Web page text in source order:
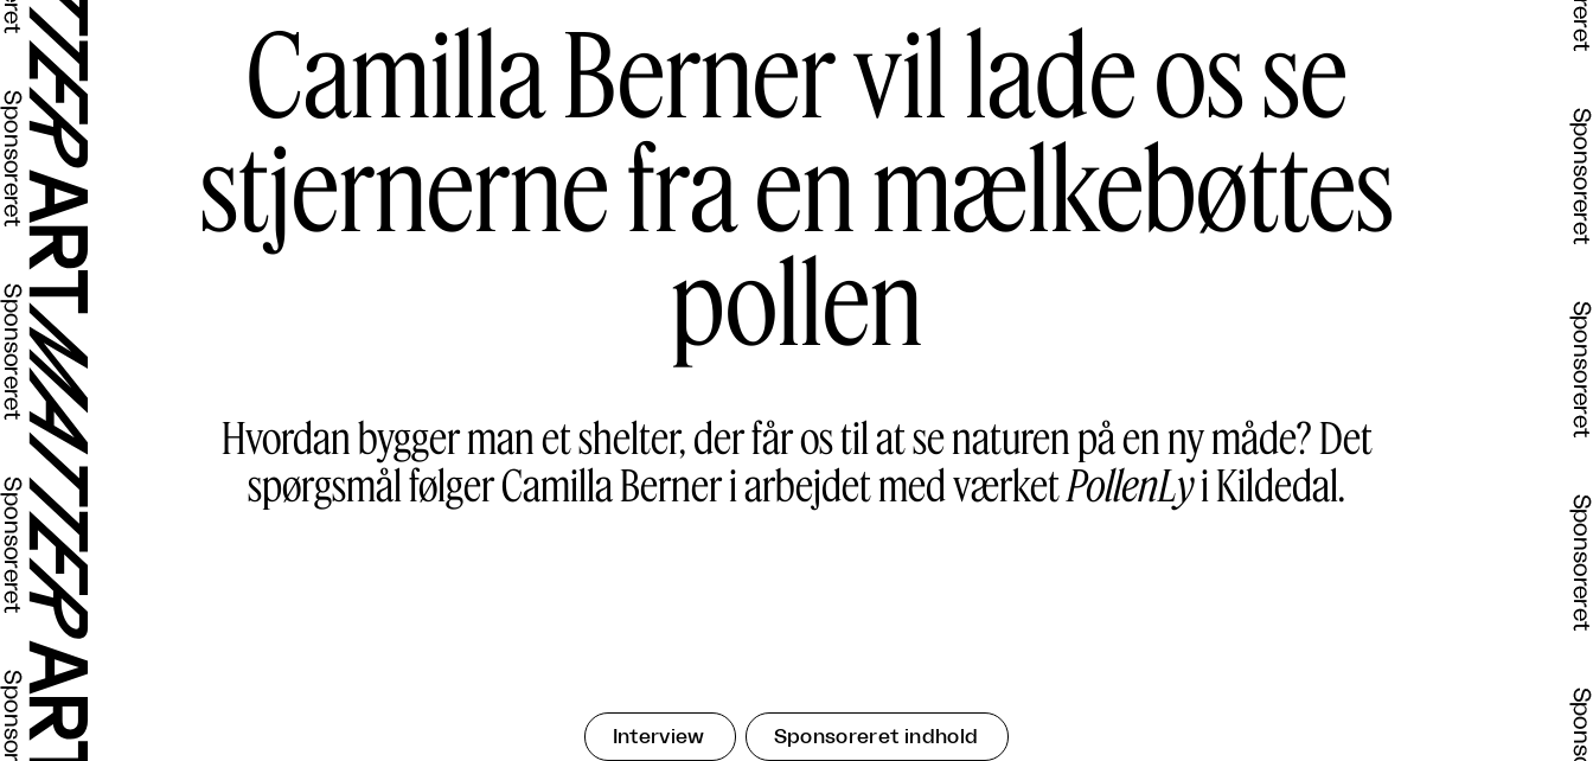
Camilla Berner vil lade os se
stjernerne fra en mælkebøttes
pollen
Hvordan bygger man et shelter, der får os til at se naturen på en ny måde? Det
spørgsmål følger Camilla Berner i arbejdet med værketPollenLyi Kildedal.
Interview Sponsoreret indhold